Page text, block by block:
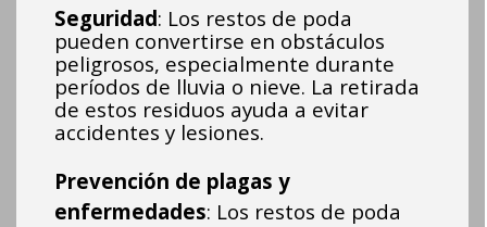
Seguridad: Los restos de poda
pueden convertirse en obstáculos
peligrosos, especialmente durante
períodos de lluvia o nieve. La retirada
de estos residuos ayuda a evitar
accidentes y lesiones.
Prevención de plagas y
enfermedades: Los restos de poda